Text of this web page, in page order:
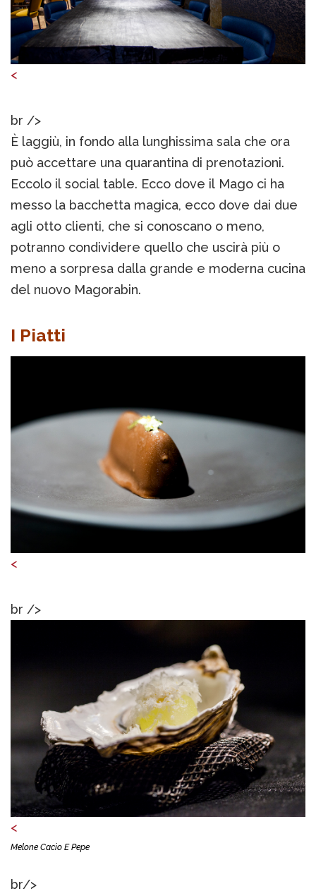
<
br />
È laggiù, in fondo alla lunghissima sala che ora
può accettare una quarantina di prenotazioni.
Eccolo il social table. Ecco dove il Mago ci ha
messo la bacchetta magica, ecco dove dai due
agli otto clienti, che si conoscano o meno,
potranno condividere quello che uscirà più o
meno a sorpresa dalla grande e moderna cucina
del nuovo Magorabin.
I Piatti
<
br />
<
Melone Cacio E Pepe
br/>